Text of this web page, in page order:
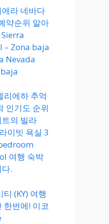
라 네바다
약순위 알아
– Zona baja
Nevada
리에하 추억
인기도 순위
의 빌라
이빗 욕실 3
여행 숙박
.
(KY) 여행
한번에! 이코